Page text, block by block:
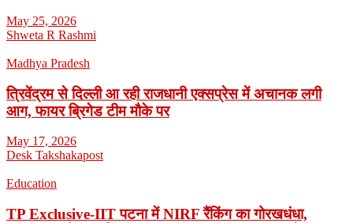
May 25, 2026
Shweta R Rashmi
Madhya Pradesh
त्रिवेंद्रम से दिल्ली आ रही राजधानी एक्सप्रेस में अचानक लगी
आग, फायर ब्रिगेड टीम मौके पर
May 17, 2026
Desk Takshakapost
Education
TP Exclusive-IIT पटना में NIRF रैंकिंग का गोरखधंधा,